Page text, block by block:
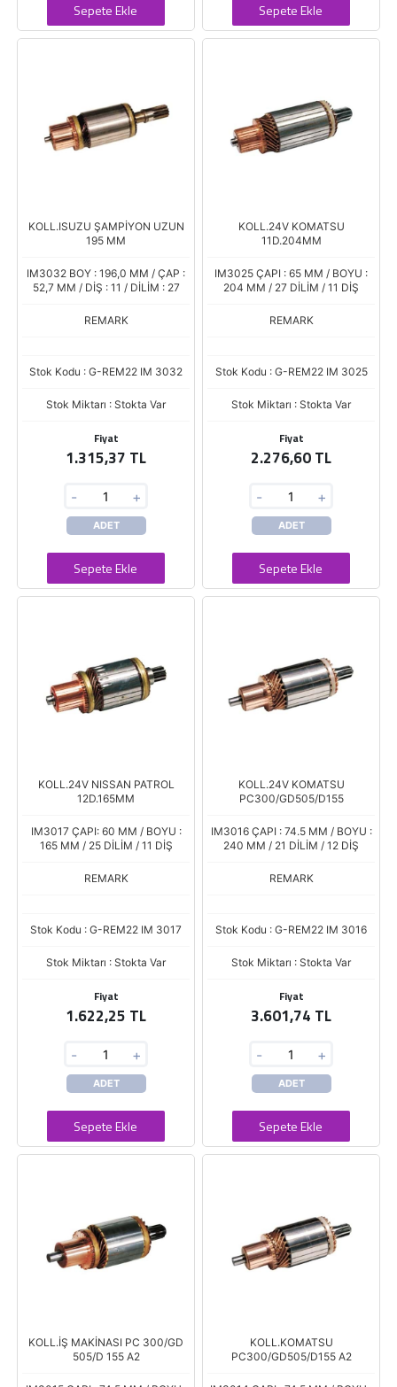
Sepete Ekle Sepete Ekle
KOLL.ISUZU ŞAMPİYON UZUN
195 MM
IM3032 BOY : 196,0 MM / ÇAP :
52,7 MM / DİŞ : 11 / DİLİM : 27
REMARK
Stok Kodu : G-REM22 IM 3032
Stok Miktarı : Stokta Var
Fiyat
1.315,37 TL
- +
ADET
Sepete Ekle
KOLL.24V KOMATSU
11D.204MM
IM3025 ÇAPI : 65 MM / BOYU :
204 MM / 27 DİLİM / 11 DİŞ
REMARK
Stok Kodu : G-REM22 IM 3025
Stok Miktarı : Stokta Var
Fiyat
2.276,60 TL
- +
ADET
Sepete Ekle
KOLL.24V NISSAN PATROL
12D.165MM
IM3017 ÇAPI: 60 MM / BOYU :
165 MM / 25 DİLİM / 11 DİŞ
REMARK
Stok Kodu : G-REM22 IM 3017
Stok Miktarı : Stokta Var
Fiyat
1.622,25 TL
- +
ADET
Sepete Ekle
KOLL.24V KOMATSU
PC300/GD505/D155
IM3016 ÇAPI : 74.5 MM / BOYU :
240 MM / 21 DİLİM / 12 DİŞ
REMARK
Stok Kodu : G-REM22 IM 3016
Stok Miktarı : Stokta Var
Fiyat
3.601,74 TL
- +
ADET
Sepete Ekle
KOLL.İŞ MAKİNASI PC 300/GD
505/D 155 A2
KOLL.KOMATSU
PC300/GD505/D155 A2